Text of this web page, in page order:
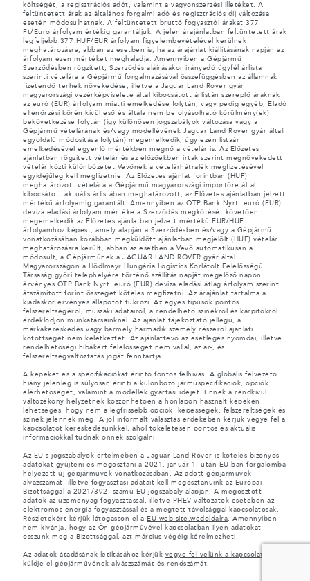
költségét, a regisztrációs adót, valamint a vagyonszerzési illetéket. A
feltüntetett árak az általános forgalmi adó és regisztrációs díj változása
esetén módosulhatnak. A feltüntetett bruttó fogyasztói árakat 377
Ft/Euro árfolyam értékig garantáljuk. A jelen árajánlatban feltüntetett árak
legfeljebb 377 HUF/EUR árfolyam figyelembevételével kerülnek
meghatározásra, abban az esetben is, ha az árajánlat kiállításának napján az
árfolyam ezen mértéket meghaladja. Amennyiben a Gépjármű
Szerződésben rögzített, Szerződés aláírásakor irányadó ügyfél árlista
szerinti vételára a Gépjármű forgalmazásával összefüggésben az államnak
fizetendő terhek növekedése, illetve a Jaguar Land Rover gyár
magyarországi vezérképviselete által kibocsátott árlistán szereplő áraknak
az euró (EUR) árfolyam miatti emelkedése folytán, vagy pedig egyéb, Eladó
ellenőrzési körén kívül eső és általa nem befolyásolható körülmény(ek)
bekövetkezése folytán (így különösen jogszabályok változása vagy a
Gépjármű vételárának és/vagy modellévének Jaguar Land Rover gyár általi
egyoldalú módosítása folytán) megemelkedik, úgy ezen listaár
emelkedésével egyenlő mértékben megnő a vételár is. Az Előzetes
ajánlatban rögzített vételár és az előzőekben írtak szerint megnövekedett
vételár közti különbözetet Vevőnek a vételárhátralék megfizetésével
egyidejűleg kell megfizetnie. Az Előzetes ajánlat forintban (HUF)
meghatározott vételára a Gépjármű magyarországi importőre által
kibocsátott aktuális árlistában meghatározott, az Előzetes ajánlatban jelzett
mértékű árfolyamig garantált. Amennyiben az OTP Bank Nyrt. euró (EUR)
deviza eladási árfolyam mértéke a Szerződés megkötését követően
megemelkedik az Előzetes ajánlatban jelzett mértékű EUR/HUF
árfolyamhoz képest, amely alapján a Szerződésben és/vagy a Gépjármű
vonatkozásában korábban megküldött ajánlatban megjelölt (HUF) vételár
meghatározásra került, abban az esetben a Vevő automatikusan a
módosult, a Gépjárműnek a JAGUAR LAND ROVER gyár által
Magyarországon a Hödlmayr Hungária Logistics Korlátolt Felelősségű
Társaság győri telephelyére történő szállítás napját megelőző napon
érvényes OTP Bank Nyrt. euró (EUR) deviza eladási átlag árfolyam szerint
átszámított forint összeget köteles megfizetni. Az árajánlat tartalma a
kiadáskor érvényes állapotot tükrözi. Az egyes típusok pontos
felszereltségéről, műszaki adatairól, a rendelhető színekről és kárpitokról
érdeklődjön munkatársainknál. Az ajánlat tájékoztató jellegű, a
márkakereskedés vagy bármely harmadik személy részéről ajánlati
kötöttséget nem keletkeztet. Az ajánlattevő az esetleges nyomdai, illetve
rendelhetőségi hibákért felelősséget nem vállal, az ár-, és
felszereltségváltoztatás jogát fenntartja.
A képeket és a specifikációkat érintő fontos felhívás: A globális félvezető
hiány jelenleg is súlyosan érinti a különböző járműspecifikációk, opciók
elérhetőségét, valamint a modellek gyártási idejét. Ennek a rendkívül
változékony helyzetnek köszönhetően a honlapon használt képeken
lehetséges, hogy nem a legfrissebb opciók, képességek, felszereltségek és
színek jelennek meg. A jól informált választás érdekében kérjük vegye fel a
kapcsolatot kereskedésünkkel, ahol tökéletesen pontos és aktuális
információkkal tudnak önnek szolgálni
Az EU-s jogszabályok értelmében a Jaguar Land Rover is köteles bizonyos
adatokat gyűjteni és megosztani a 2021. január 1. után EU-ban forgalomba
helyezett új gépjárművek vonatkozásában. Az adott gépjárművek
alvázszámát, illetve fogyasztási adatait kell megosztanuink az Európai
Bizottsággal a 2021/392. számú EU jogszabály alapján. A megosztott
adatok az üzemenyag-fogyasztással, illetve PHEV változatok esetében az
elektromos energia fogyasztással és a megtett távolsággal kapcsolatosak.
Részletekért kérjük látogasson el a EU web site.wedoldalra . Amennyiben
nem kivánja, hogy az Ön gépjárművével kapcsolatban ilyen adatokat
osszunk meg a Bizottsággal, azt március végéig kérelmezheti.
Az adatok átadásának letiltásához kérjük vegye fel velünk a kapcsolatot
küldje el gépjárművének alvászszámát és rendszámát.